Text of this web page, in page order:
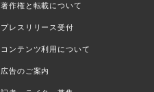
著作権と転載について
プレスリリース受付
コンテンツ利用について
広告のご案内